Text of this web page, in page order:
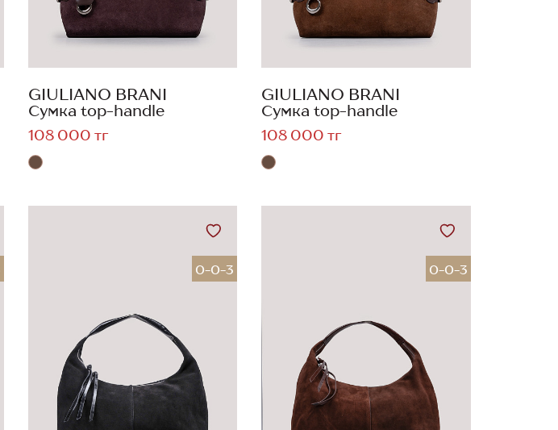
GIULIANO BRANI
Сумка top-handle
108 000 тг
GIULIANO BRANI
Сумка top-handle
108 000 тг
0-0-3 0-0-3